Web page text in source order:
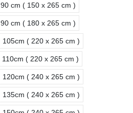
90 cm ( 150 x 265 cm )
90 cm ( 180 x 265 cm )
105cm ( 220 x 265 cm )
110cm ( 220 x 265 cm )
120cm ( 240 x 265 cm )
135cm ( 240 x 265 cm )